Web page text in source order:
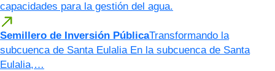
capacidades para la gestión del agua.
Semillero de Inversión PúblicaTransformando la
subcuenca de Santa Eulalia En la subcuenca de Santa
Eulalia,…